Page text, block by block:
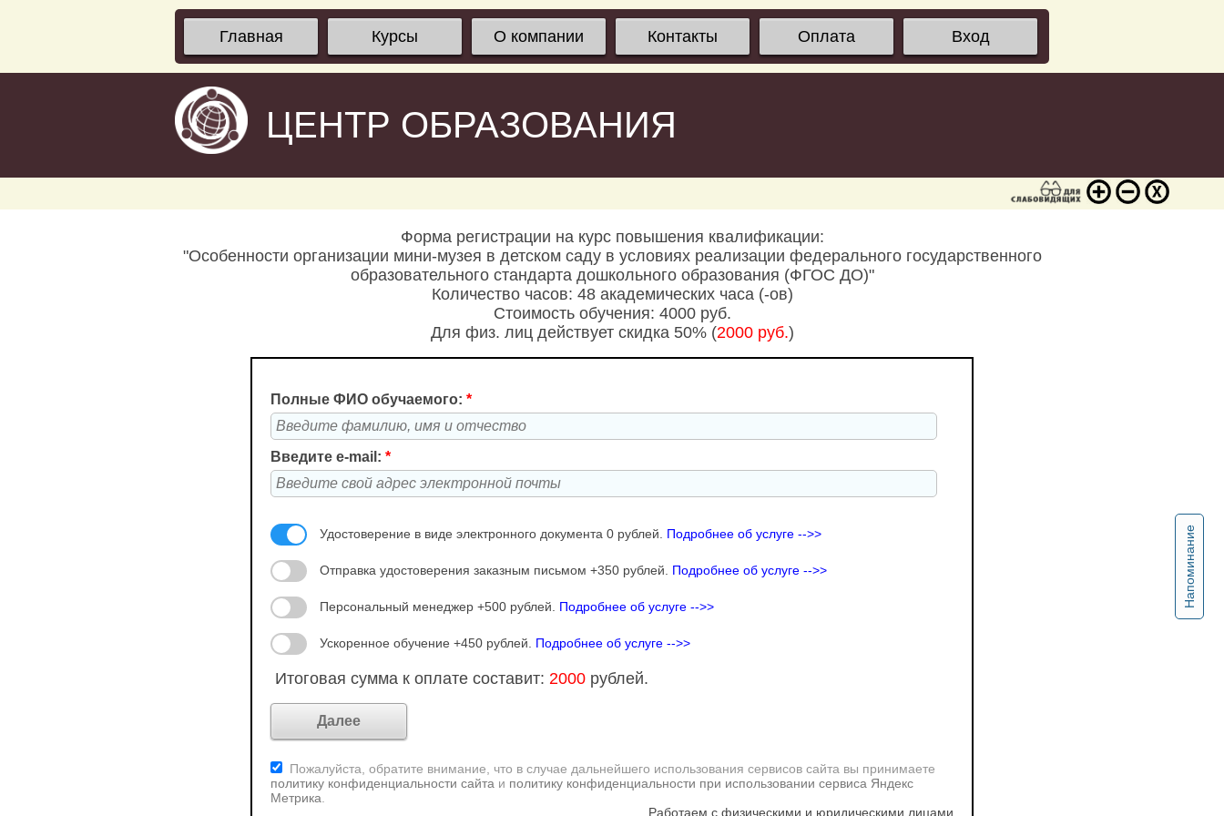
Главная Курсы О компании Контакты Оплата Вход
ЦЕНТР ОБРАЗОВАНИЯ
Напоминание
Форма регистрации на курс повышения квалификации:
"Особенности организации мини-музея в детском саду в условиях реализации федерального государственного
образовательного стандарта дошкольного образования (ФГОС ДО)"
Количество часов: 48 академических часа (-ов)
Стоимость обучения: 4000 руб.
Для физ. лиц действует скидка 50% (2000 руб.)
Полные ФИО обучаемого: *
Введите e-mail: *
Удостоверение в виде электронного документа 0 рублей. Подробнее об услуге -->>
Отправка удостоверения заказным письмом +350 рублей. Подробнее об услуге -->>
Персональный менеджер +500 рублей. Подробнее об услуге -->>
Ускоренное обучение +450 рублей. Подробнее об услуге -->>
Итоговая сумма к оплате составит: 2000 рублей.
Пожалуйста, обратите внимание, что в случае дальнейшего использования сервисов сайта вы принимаете
политику конфиденциальности сайта и политику конфиденциальности при использовании сервиса Яндекс
Метрика
Работаем с физическими и юридическими лицами